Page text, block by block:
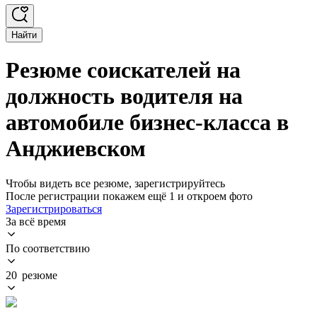
Найти
Резюме соискателей на
должность водителя на
автомобиле бизнес-класса в
Анджиевском
Чтобы видеть все резюме, зарегистрируйтесь
После регистрации покажем ещё 1 и откроем фото
Зарегистрироваться
За всё время
По соответствию
20 резюме